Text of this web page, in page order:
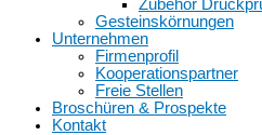
Zubehör
Gesteinskörnungen
Unternehmen
Firmenprofil
Kooperationspartner
Freie Stellen
Broschüren & Prospekte
Kontakt